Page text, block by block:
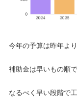
今年の予算は昨年よ
補助金は早いもの順
なるべく早い段階で